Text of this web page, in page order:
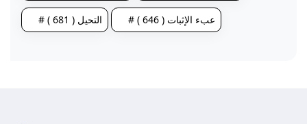
# التحيل ( 681 ) # عبء الإثبات ( 646 )